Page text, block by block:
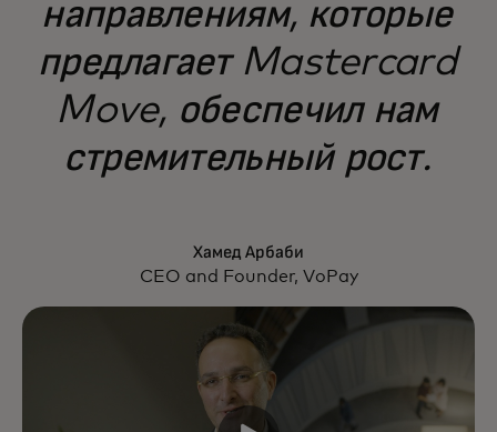
направлениям, которые
предлагает Mastercard
Move, обеспечил нам
стремительный рост.
Хамед Арбаби
CEO and Founder, VoPay